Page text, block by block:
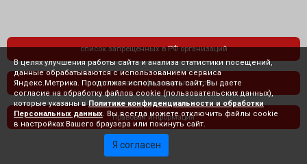
список запрещенных в РФ организаций
политика конфиденциальности
правовая информация
В целях улучшения работы сайта и анализа статистики посещений,
данные обрабатываются с использованием сервиса
Яндекс.Метрика. Продолжая использовать сайт, Вы даете
согласие на обработку файлов cookie (пользовательских данных),
которые указаны в Политике конфиденциальности и обработки
Персональных данных . Вы всегда можете отключить файлы cookie
в настройках Вашего браузера или покинуть сайт.
Я согласен